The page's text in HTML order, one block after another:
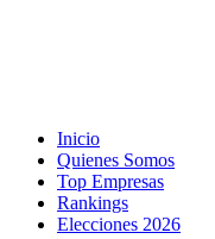
Inicio
Quienes Somos
Top Empresas
Rankings
Elecciones 2026